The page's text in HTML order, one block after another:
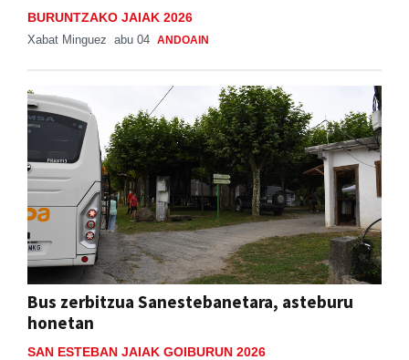
BURUNTZAKO JAIAK 2026
Xabat Minguez abu 04 ANDOAIN
Bus zerbitzua Sanestebanetara, asteburu
honetan
SAN ESTEBAN JAIAK GOIBURUN 2026